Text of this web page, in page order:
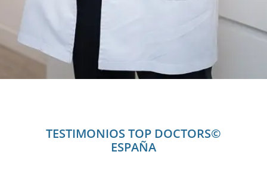
TESTIMONIOS TOP DOCTORS©
ESPAÑA